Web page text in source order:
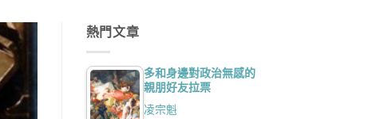
熱門文章
多和身邊對政治無感的
親朋好友拉票
凌宗魁